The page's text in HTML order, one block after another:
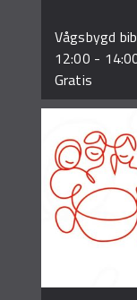
Vågsbygd
12:00 -
Gratis